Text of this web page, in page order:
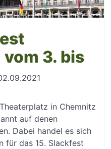
3. bis
in Chemnitz
auf denen
Dabei handel es sich
für das 15. Slackfest